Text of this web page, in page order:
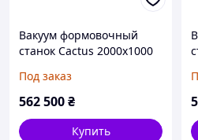
Вакуум формовочный
станок Cactus 2000х1000
Под заказ
562 500₴
Купить